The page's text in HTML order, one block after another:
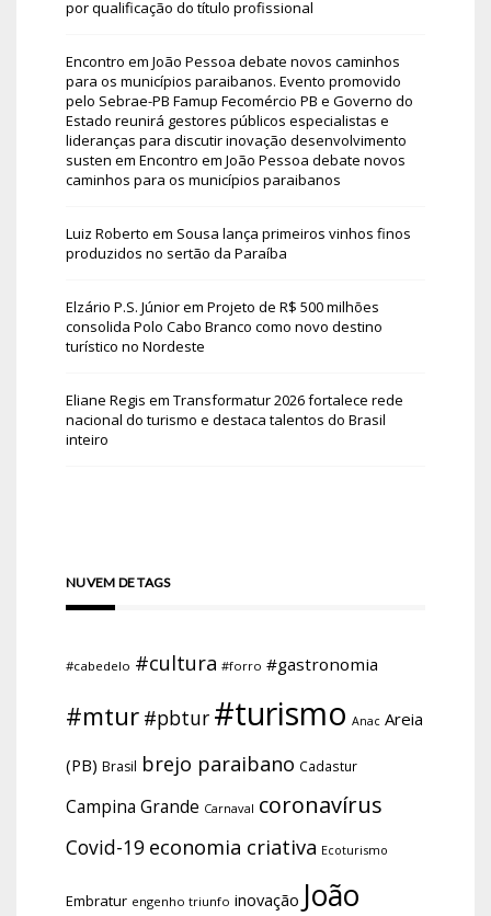
por qualificação do título profissional
Encontro em João Pessoa debate novos caminhos
para os municípios paraibanos. Evento promovido
pelo Sebrae-PB Famup Fecomércio PB e Governo do
Estado reunirá gestores públicos especialistas e
lideranças para discutir inovação desenvolvimento
susten em Encontro em João Pessoa debate novos
caminhos para os municípios paraibanos
Luiz Roberto em Sousa lança primeiros vinhos finos
produzidos no sertão da Paraíba
Elzário P.S. Júniorem Projeto de R$ 500 milhões
consolida Polo Cabo Branco como novo destino
turístico no Nordeste
Eliane Regis em Transformatur 2026 fortalece rede
nacional do turismo e destaca talentos do Brasil
inteiro
NUVEM DE TAGS
#cabedelo #cultura #forro #gastronomia
#mtur #pbtur #turismo Anac Areia
(PB) Brasil brejo paraibano Cadastur
Campina Grande Carnaval coronavírus
Covid-19 economia criativa Ecoturismo
Embratur engenho triunfo inovação João